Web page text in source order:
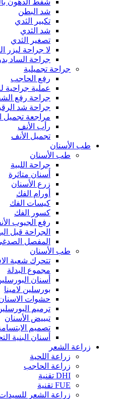
شفط الدهون
شد البطن
تكبير الثدي
شد الثدي
تصغير الثدي
لا جراحة ليزر
جراحة الساد
جراحة تجميلية
رفع الحاجب
عملية جراحية
جراحة رفع
جراحة شد
مراجعة تجميل
رأب الأنف
تجميل الأنف
طب الأسنان
طب الأسنان
جراحة اللبية
أسنان متاثرة
زرع الأسنان
أورام الفك
كيسات الفك
كسور الفك
رفع الجيوب
الجراحة قبل
المفصل
طب الأسنان
تتحرك شعبة
مجموع البدلة
أسنان
بورسلين لامينا
حشوات
ترميم
تبييض الأسنان
تصميم
أسنان البنية
زراعة الشعر
زراعة اللحية
زراعة الحاجب
DHI تقنية
FUE تقنية
زراعة الشعر